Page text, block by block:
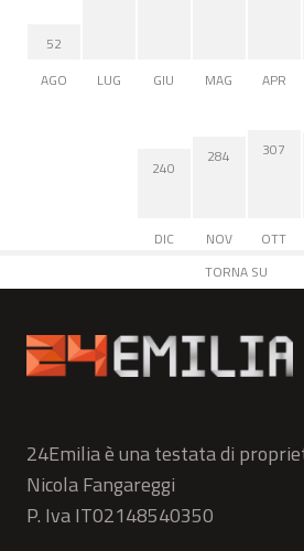
52
AGO
LUG GIU MAG APR
240
DIC
284
NOV
307
OTT
TORNA SU
24Emilia è una testata di
Nicola Fangareggi
P. Iva IT02148540350